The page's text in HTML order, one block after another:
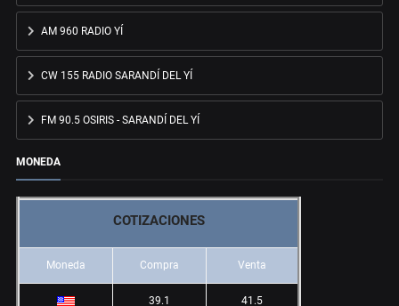
AM 960 RADIO YÍ
CW 155 RADIO SARANDÍ DEL YÍ
FM 90.5 OSIRIS - SARANDÍ DEL YÍ
MONEDA
COTIZACIONES
Moneda Compra Venta
39.1 41.5